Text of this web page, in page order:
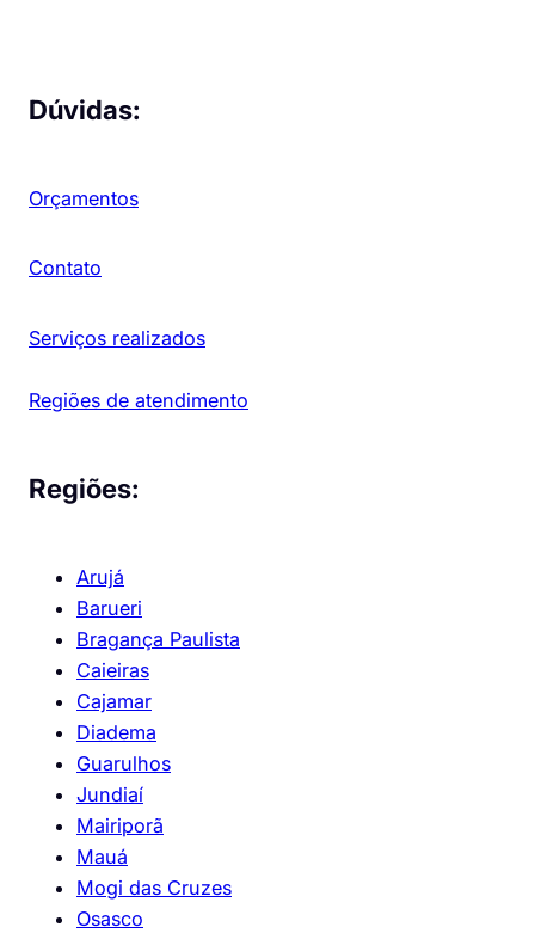
Dúvidas:
Orçamentos
Contato
Serviços realizados
Regiões de atendimento
Regiões:
Arujá
Barueri
Bragança Paulista
Caieiras
Cajamar
Diadema
Guarulhos
Jundiaí
Mairiporã
Mauá
Mogi das Cruzes
Osasco